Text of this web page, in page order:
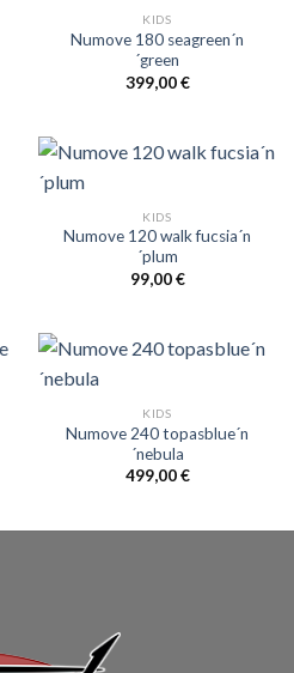
KIDS
Numove 180 seagreen´n
´green
399,00€
KIDS
Numove 120 walk fucsia´n
´plum
99,00€
KIDS
Numove 240 topasblue´n
´nebula
499,00€